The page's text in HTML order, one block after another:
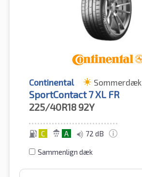
Continental Sommerdæk
SportContact 7 XL FR
225/40R18 92Y
C A 72 dB
Sammenlign dæk